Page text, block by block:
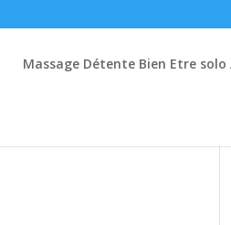
Massage Détente Bien Etre solo